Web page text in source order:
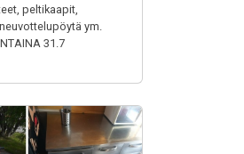
peltikaapit,
ym.
31.7